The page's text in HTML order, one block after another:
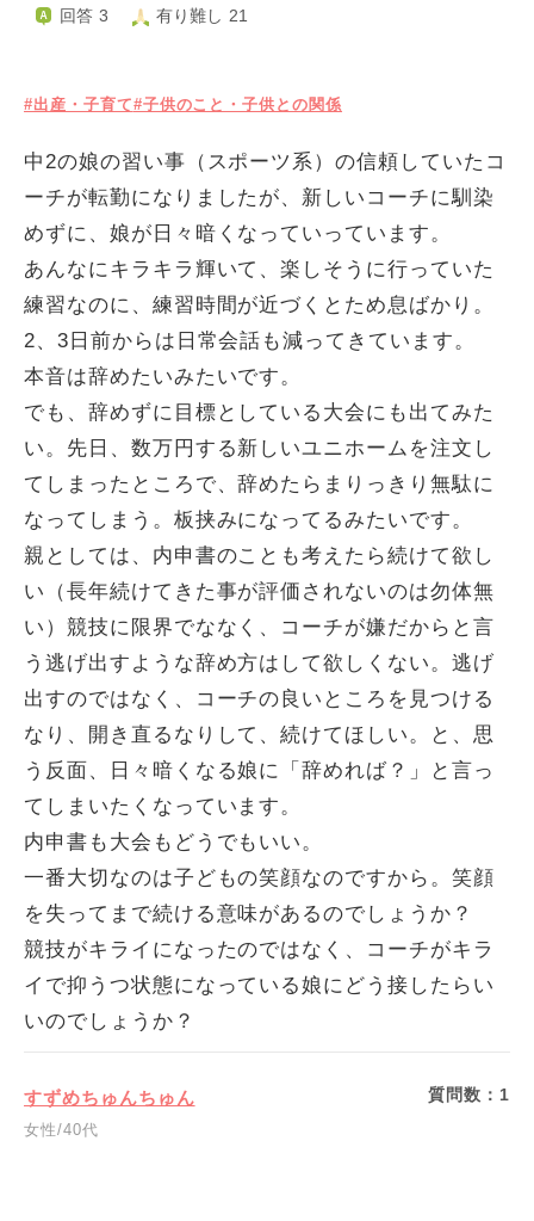
回答 3 有り難し 21
#出産・子育て#子供のこと・子供との関係
中2の娘の習い事（スポーツ系）の信頼していたコ
ーチが転勤になりましたが、新しいコーチに馴染
めずに、娘が日々暗くなっていっています。
あんなにキラキラ輝いて、楽しそうに行っていた
練習なのに、練習時間が近づくとため息ばかり。
2、3日前からは日常会話も減ってきています。
本音は辞めたいみたいです。
でも、辞めずに目標としている大会にも出てみた
い。先日、数万円する新しいユニホームを注文し
てしまったところで、辞めたらまりっきり無駄に
なってしまう。板挟みになってるみたいです。
親としては、内申書のことも考えたら続けて欲し
い（長年続けてきた事が評価されないのは勿体無
い）競技に限界でななく、コーチが嫌だからと言
う逃げ出すような辞め方はして欲しくない。逃げ
出すのではなく、コーチの良いところを見つける
なり、開き直るなりして、続けてほしい。と、思
う反面、日々暗くなる娘に「辞めれば？」と言っ
てしまいたくなっています。
内申書も大会もどうでもいい。
一番大切なのは子どもの笑顔なのですから。笑顔
を失ってまで続ける意味があるのでしょうか？
競技がキライになったのではなく、コーチがキラ
イで抑うつ状態になっている娘にどう接したらい
いのでしょうか？
すずめちゅんちゅん
女性/40代
質問数： 1